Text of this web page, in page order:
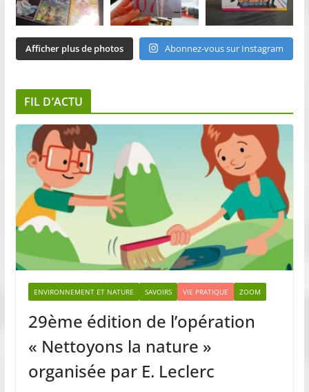
Afficher plus de photos Abonnez-vous sur Instagram
FIL D’ACTU
ENVIRONNEMENT ET NATURE SAVOIRS VIE PRATIQUE ZOOM
29ème édition de l’opération
« Nettoyons la nature »
organisée par E. Leclerc